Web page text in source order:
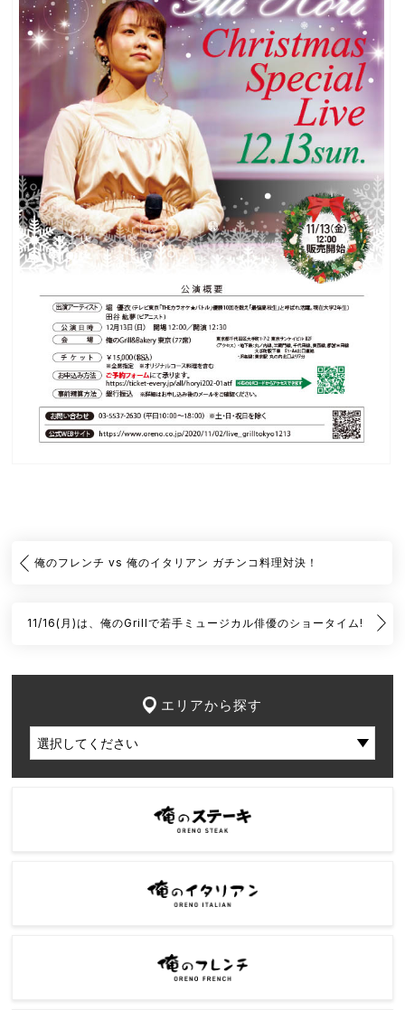
俺のフレンチ vs 俺のイタリアン ガチンコ料理対決！
11/16(月)は、俺のGrillで若手ミュージカル俳優のショータイム!
エリアから探す